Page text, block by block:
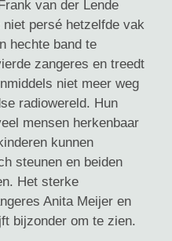
van der Lende
persé hetzelfde vak
hechte band te
zangeres en treedt
niet meer weg
radiowereld. Hun
mensen herkenbaar
kunnen
steunen en beiden
Het sterke
Anita Meijer en
bijzonder om te zien.